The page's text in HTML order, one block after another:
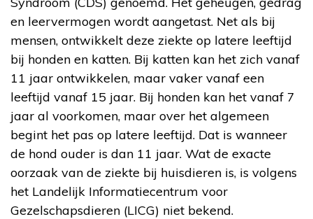
en leervermogen wordt aangetast. Net als bij
mensen, ontwikkelt deze ziekte op latere leeftijd
bij honden en katten. Bij katten kan het zich vanaf
11 jaar ontwikkelen, maar vaker vanaf een
leeftijd vanaf 15 jaar. Bij honden kan het vanaf 7
jaar al voorkomen, maar over het algemeen
begint het pas op latere leeftijd. Dat is wanneer
de hond ouder is dan 11 jaar. Wat de exacte
oorzaak van de ziekte bij huisdieren is, is volgens
het Landelijk Informatiecentrum voor
Gezelschapsdieren (LICG) niet bekend.